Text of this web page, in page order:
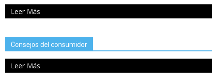
Leer Más
Consejos del consumidor
Leer Más